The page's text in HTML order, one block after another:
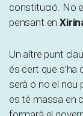
constitució. No
pensant en
Un altre punt
és cert que
serà o no el nou
es té massa en